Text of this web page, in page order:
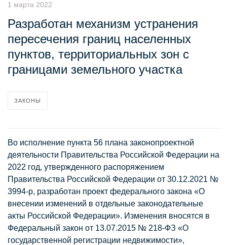
1 марта 2022
Разработан механизм устранения
пересечения границ населенных
пунктов, территориальных зон с
границами земельного участка
ЗАКОНЫ
Во исполнение пункта 56 плана законопроектной
деятельности Правительства Российской Федерации на
2022 год, утвержденного распоряжением
Правительства Российской Федерации от 30.12.2021 №
3994-р, разработан проект федерального закона «О
внесении изменений в отдельные законодательные
акты Российской Федерации». Изменения вносятся в
Федеральный закон от 13.07.2015 № 218-ФЗ «О
государственной регистрации недвижимости»,